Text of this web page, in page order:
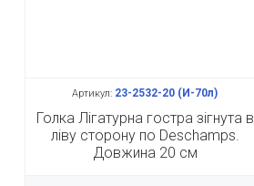
Артикул: 23-2532-20 (И-70л)
Голка Лігатурна гостра зігнута в
ліву сторону по Deschamps.
Довжина 20 см